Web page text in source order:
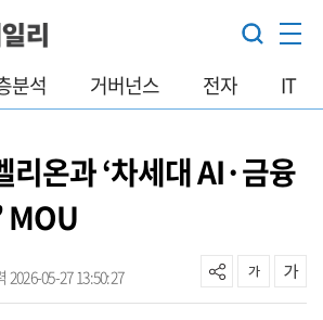
분석 거버넌스 전자 IT
리온과 ‘차세대 AI·금융
MOU
2026-05-27 13:50:27